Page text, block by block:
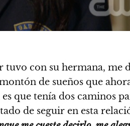
con su hermana, me
de sueños que
es que tenía dos caminos
de seguir en esta